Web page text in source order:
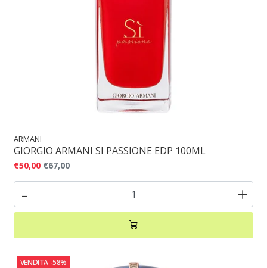
ARMANI
GIORGIO ARMANI SI PASSIONE EDP 100ML
€50,00 €67,00
- +
VENDITA -58%